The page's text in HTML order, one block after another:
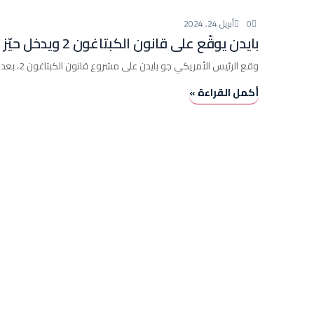
أبريل 24, 2024 0
بايدن يوقّع على قانون الكبتاغون 2 ويدخل حيّز التنفيذ
وقع الرئيس الأمريكي جو بايدن على مشروع قانون الكبتاغون 2، بعد موافقة مجلس الشيوخ عليه مساء أمس الثلاثاء 23 نيسان.
أكمل القراءة »